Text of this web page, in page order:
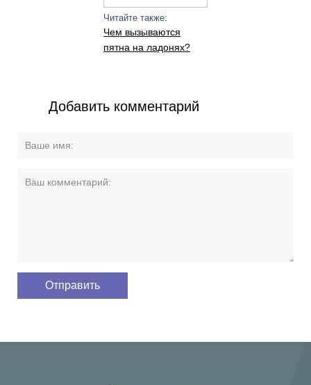
Читайте также:
Чем вызываются
пятна на ладонях?
Добавить комментарий